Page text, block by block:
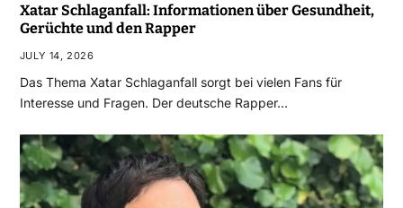
Xatar Schlaganfall: Informationen über Gesundheit,
Gerüchte und den Rapper
JULY 14, 2026
Das Thema Xatar Schlaganfall sorgt bei vielen Fans für
Interesse und Fragen. Der deutsche Rapper…